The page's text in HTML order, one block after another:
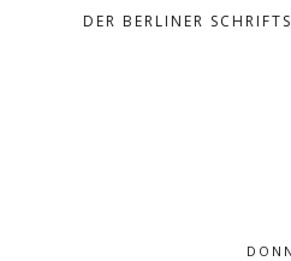
DER BERLINER